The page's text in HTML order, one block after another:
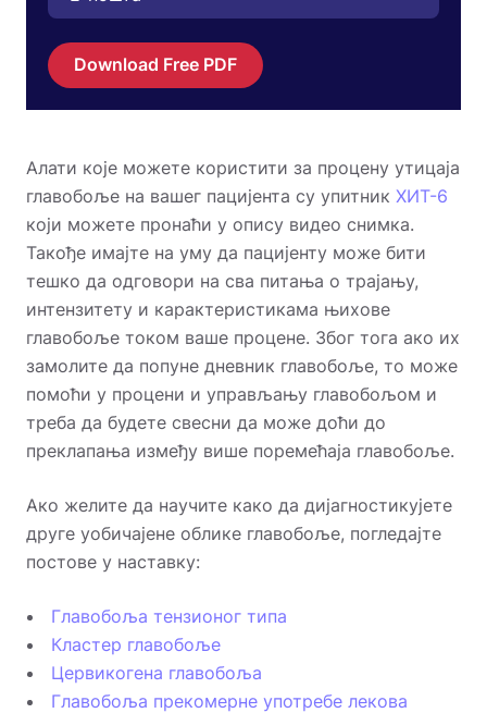
Download Free PDF
Алати које можете користити за процену утицаја
главобоље на вашег пацијента су упитник ХИТ-6
који можете пронаћи у опису видео снимка.
Такође имајте на уму да пацијенту може бити
тешко да одговори на сва питања о трајању,
интензитету и карактеристикама њихове
главобоље током ваше процене. Због тога ако их
замолите да попуне дневник главобоље, то може
помоћи у процени и управљању главобољом и
треба да будете свесни да може доћи до
преклапања између више поремећаја главобоље.
Ако желите да научите како да дијагностикујете
друге уобичајене облике главобоље, погледајте
постове у наставку:
Главобоља тензионог типа
Кластер главобоље
Цервикогена главобоља
Главобоља прекомерне употребе лекова